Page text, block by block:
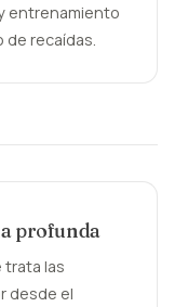
entrenamiento
recaídas.
profunda
trata las
desde el